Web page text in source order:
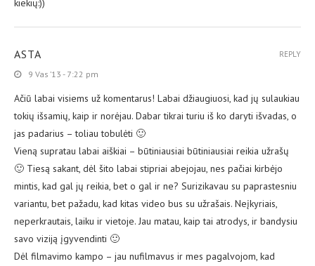
kiekių:))
ASTA
9 Vas ’13 - 7:22 pm
Ačiū labai visiems už komentarus! Labai džiaugiuosi, kad jų sulaukiau
tokių išsamių, kaip ir norėjau. Dabar tikrai turiu iš ko daryti išvadas, o
jas padarius – toliau tobulėti 🙂
Vieną supratau labai aiškiai – būtiniausiai būtiniausiai reikia užrašų
🙂 Tiesą sakant, dėl šito labai stipriai abejojau, nes pačiai kirbėjo
mintis, kad gal jų reikia, bet o gal ir ne? Surizikavau su paprastesniu
variantu, bet pažadu, kad kitas video bus su užrašais. Neįkyriais,
neperkrautais, laiku ir vietoje. Jau matau, kaip tai atrodys, ir bandysiu
savo viziją įgyvendinti 🙂
Dėl filmavimo kampo – jau nufilmavus ir mes pagalvojom, kad
REPLY